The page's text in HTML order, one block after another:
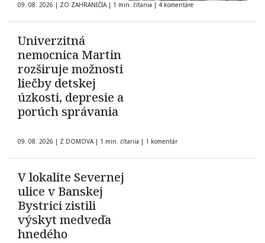
09. 08. 2026 | ZO ZAHRANIČIA | 1 min. čítania | 4 komentáre
Univerzitná
nemocnica Martin
rozširuje možnosti
liečby detskej
úzkosti, depresie a
porúch správania
09. 08. 2026 | Z DOMOVA | 1 min. čítania | 1 komentár
V lokalite Severnej
ulice v Banskej
Bystrici zistili
výskyt medveďa
hnedého